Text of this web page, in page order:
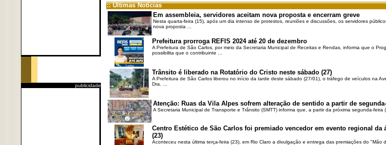
publicidade
:: Últimas Notícias
Em assembleia, servidores aceitam nova proposta e encerram greve
Nesta quarta-feira (15), após um dia intenso de protestos, reuniões e discussões, os servidores
nova proposta ...
Prefeitura prorroga REFIS 2024 até 20 de dezembro
A Prefeitura de São Carlos, por meio da Secretaria Municipal de Receitas e Rendas, informa que o
possibilita que o contribuinte ...
Trânsito é liberado na Rotatório do Cristo neste sábado (27)
A Prefeitura de São Carlos liberou no início da tarde deste sábado (27/01), o tráfego de veículos na
Dra. ...
Atenção: Ruas da Vila Alpes sofrem alteração de sentido a partir de
A Secretaria Municipal de Transporte e Trânsito (SMTT) informa que, a partir da próxima segunda-feira
Centro Estético de São Carlos foi premiado vencedor em evento regional da
(23)
Aconteceu nesta última terça-feira (23), em Rio Claro a divulgação e entrega das premiações do "Mão